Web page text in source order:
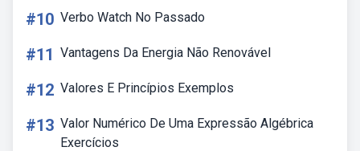
#10 Verbo Watch No Passado
#11 Vantagens Da Energia Não Renovável
#12 Valores E Princípios Exemplos
#13 Valor Numérico De Uma Expressão Algébrica
Exercícios